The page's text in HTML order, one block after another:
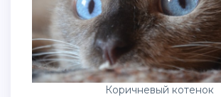
Коричневый котенок